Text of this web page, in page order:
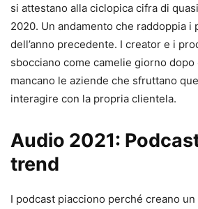
si attestano alla ciclopica cifra di
2020. Un andamento che raddoppia
dell’anno precedente. I creator e i
sbocciano come camelie giorno dopo
mancano le aziende che sfruttano
interagire con la propria clientela.
Audio 2021:
trend
I podcast piacciono perché creano